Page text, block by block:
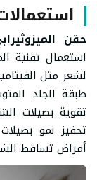
حقن
استعمال تقنية
لشعر مثل
طبقة الجلد
تقوية بصيلات
تحفيز نمو
أمراض تساقط